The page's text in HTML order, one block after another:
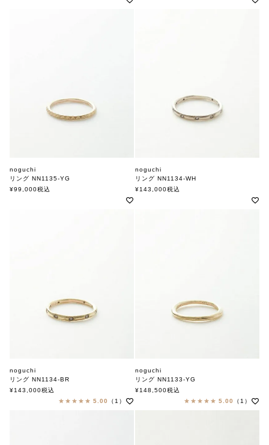
noguchi
リング NN1135-YG
ノグチ
¥99,000税込
noguchi
リング NN1134-WH
ノグチ
¥143,000税込
noguchi
リング NN1134-BR
ノグチ
¥143,000税込
5.00
（1）
noguchi
リング NN1133-YG
ノグチ
¥148,500税込
5.00
（1）